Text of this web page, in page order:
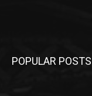
POPULAR POSTS